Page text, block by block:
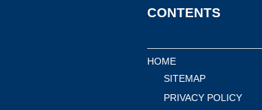
CONTENTS
HOME
SITEMAP
PRIVACY POLICY